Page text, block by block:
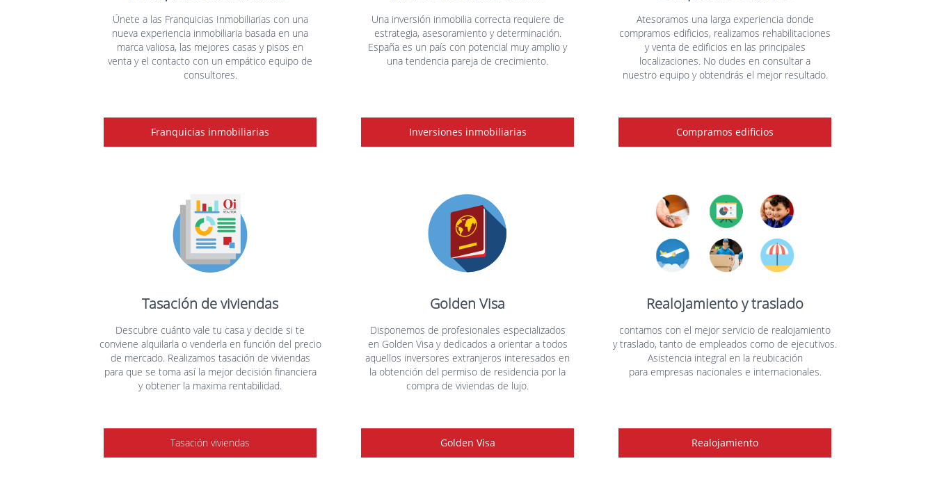
Únete a las Franquicias Inmobiliarias con una
nueva experiencia inmobiliaria basada en una
marca valiosa, las mejores casas y pisos en
venta y el contacto con un empático equipo de
consultores.
Franquicias inmobiliarias
Una inversión inmobilia correcta requiere de
estrategia, asesoramiento y determinación.
España es un país con potencial muy amplio y
una tendencia pareja de crecimiento.
Inversiones inmobiliarias
Atesoramos una larga experiencia donde
compramos edificios, realizamos rehabilitaciones
y venta de edificios en las principales
localizaciones. No dudes en consultar a
nuestro equipo y obtendrás el mejor resultado.
Compramos edificios
Tasación de viviendas
Descubre cuánto vale tu casa y decide si te
conviene alquilarla o venderla en función del precio
de mercado. Realizamos tasación de viviendas
para que se toma así la mejor decisión financiera
y obtener la maxima rentabilidad.
Tasación viviendas
Golden Visa
Disponemos de profesionales especializados
en Golden Visa y dedicados a orientar a todos
aquellos inversores extranjeros interesados en
la obtención del permiso de residencia por la
compra de viviendas de lujo.
Golden Visa
Realojamiento y traslado
contamos con el mejor servicio de realojamiento
y traslado, tanto de empleados como de ejecutivos.
Asistencia integral en la reubicación
para empresas nacionales e internacionales.
Realojamiento